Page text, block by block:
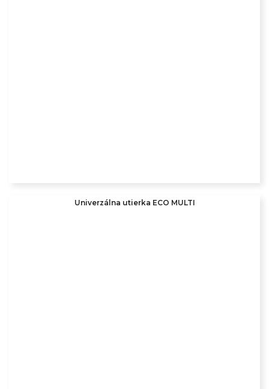
Univerzálna utierka ECO MULTI